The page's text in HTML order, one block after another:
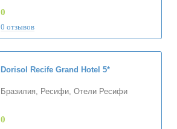
0
0 отзывов
Dorisol Recife Grand Hotel 5*
Бразилия, Ресифи, Отели Ресифи
0